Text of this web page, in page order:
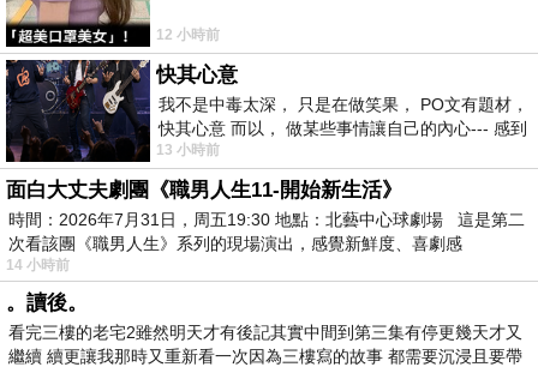
12 小時前
快其心意
我不是中毒太深， 只是在做笑果， PO文有題材，
快其心意 而以， 做某些事情讓自己的內心--- 感到
愉快。
13 小時前
面白大丈夫劇團《職男人生11-開始新生活》
時間：2026年7月31日，周五19:30 地點：北藝中心球劇場 這是第二
次看該團《職男人生》系列的現場演出，感覺新鮮度、喜劇感
14 小時前
。讀後。
看完三樓的老宅2雖然明天才有後記其實中間到第三集有停更幾天才又
繼續 續更讓我那時又重新看一次因為三樓寫的故事 都需要沉浸且要帶